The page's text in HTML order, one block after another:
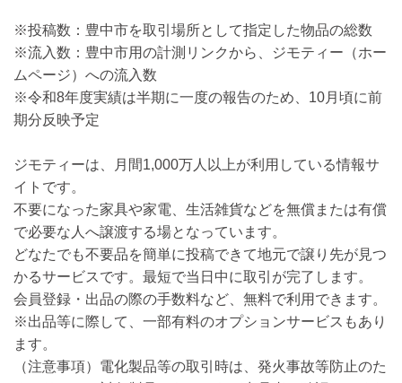
※投稿数：豊中市を取引場所として指定した物品の総数
※流入数：豊中市用の計測リンクから、ジモティー（ホー
ムページ）への流入数
※令和8年度実績は半期に一度の報告のため、10月頃に前
期分反映予定
ジモティーは、月間1,000万人以上が利用している情報サ
イトです。
不要になった家具や家電、生活雑貨などを無償または有償
で必要な人へ譲渡する場となっています。
どなたでも不要品を簡単に投稿できて地元で譲り先が見つ
かるサービスです。最短で当日中に取引が完了します。
会員登録・出品の際の手数料など、無料で利用できます。
※出品等に際して、一部有料のオプションサービスもあり
ます。
（注意事項）電化製品等の取引時は、発火事故等防止のた